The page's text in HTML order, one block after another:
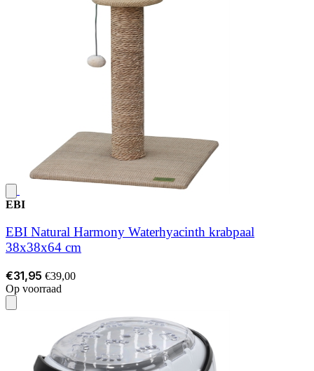
EBI
EBI Natural Harmony Waterhyacinth krabpaal
38x38x64 cm
€31,95 €39,00
Op voorraad